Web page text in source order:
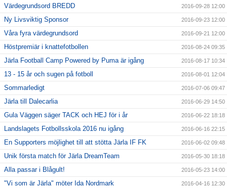
Värdegrundsord BREDD 2016-09-28 12:00
Ny Livsviktig Sponsor 2016-09-23 12:00
Våra fyra värdegrundsord 2016-09-21 12:00
Höstpremiär i knattefotbollen 2016-08-24 09:35
Järla Football Camp Powered by Puma är igång 2016-08-17 10:34
13 - 15 år och sugen på fotboll 2016-08-01 12:04
Sommarledigt 2016-07-06 09:47
Järla till Dalecarlia 2016-06-29 14:50
Gula Väggen säger TACK och HEJ för i år 2016-06-22 18:18
Landslagets Fotbollsskola 2016 nu igång 2016-06-16 22:15
En Supporters möjlighet till att stötta Järla IF FK 2016-06-02 09:48
Unik första match för Järla DreamTeam 2016-05-30 18:18
Alla passar i Blågult! 2016-05-23 14:00
"Vi som är Järla" möter Ida Nordmark 2016-04-16 12:30